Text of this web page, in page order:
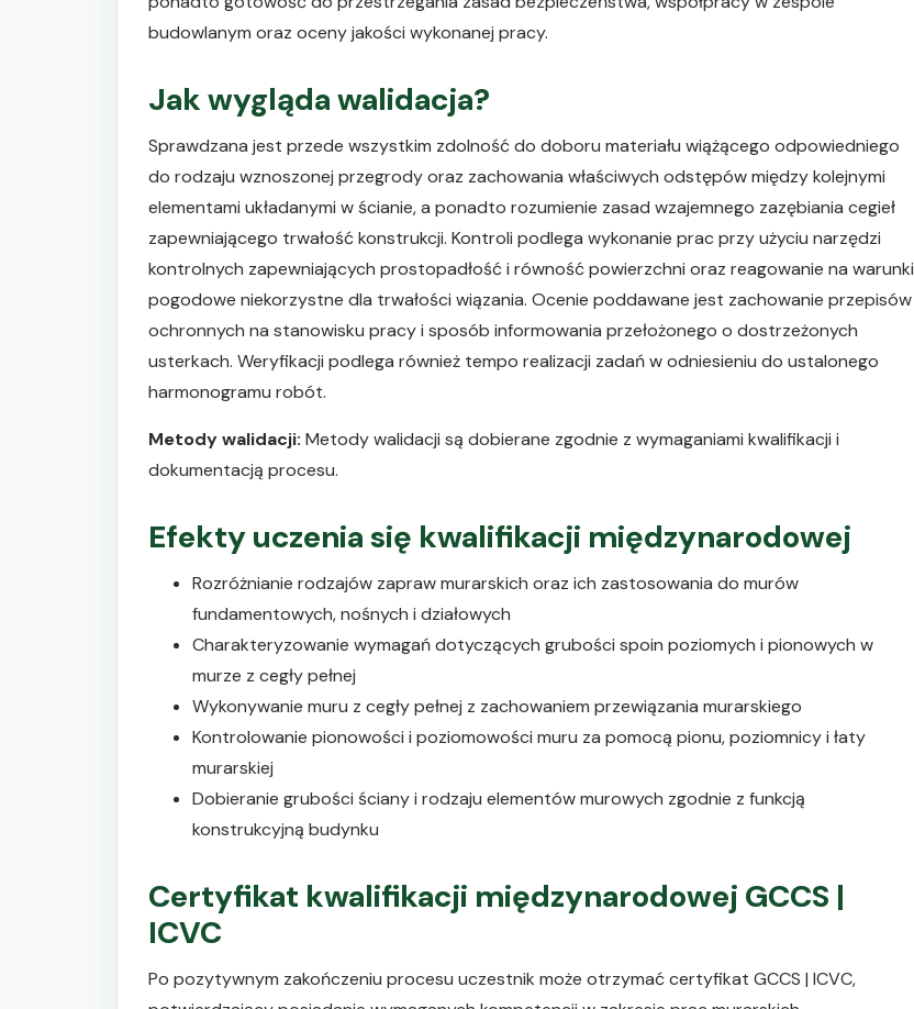
budowlanym oraz oceny jakości wykonanej pracy.
Jak wygląda walidacja?
Sprawdzana jest przede wszystkim zdolność do doboru materiału wiążącego odpowiedniego
do rodzaju wznoszonej przegrody oraz zachowania właściwych odstępów między kolejnymi
elementami układanymi w ścianie, a ponadto rozumienie zasad wzajemnego zazębiania cegieł
zapewniającego trwałość konstrukcji. Kontroli podlega wykonanie prac przy użyciu narzędzi
kontrolnych zapewniających prostopadłość i równość powierzchni oraz reagowanie na warunki
pogodowe niekorzystne dla trwałości wiązania. Ocenie poddawane jest zachowanie przepisów
ochronnych na stanowisku pracy i sposób informowania przełożonego o dostrzeżonych
usterkach. Weryfikacji podlega również tempo realizacji zadań w odniesieniu do ustalonego
harmonogramu robót.
Metody walidacji: Metody walidacji są dobierane zgodnie z wymaganiami kwalifikacji i
dokumentacją procesu.
Efekty uczenia się kwalifikacji międzynarodowej
Rozróżnianie rodzajów zapraw murarskich oraz ich zastosowania do murów
fundamentowych, nośnych i działowych
Charakteryzowanie wymagań dotyczących grubości spoin poziomych i pionowych w
murze z cegły pełnej
Wykonywanie muru z cegły pełnej z zachowaniem przewiązania murarskiego
Kontrolowanie pionowości i poziomowości muru za pomocą pionu, poziomnicy i łaty
murarskiej
Dobieranie grubości ściany i rodzaju elementów murowych zgodnie z funkcją
konstrukcyjną budynku
Certyfikat kwalifikacji międzynarodowej GCCS |
ICVC
Po pozytywnym zakończeniu procesu uczestnik może otrzymać certyfikat GCCS | ICVC,